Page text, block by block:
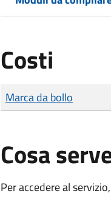
Costi
Tipo di pagamento
Importo
Marca da bollo
Cosa
Per accedere al